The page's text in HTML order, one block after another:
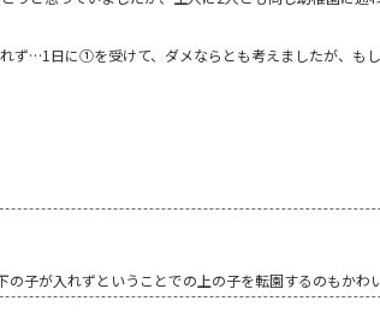
…1日に①を受けて、ダメならとも考えましたが、も
子が入れずということでの上の子を転園するのもかわ